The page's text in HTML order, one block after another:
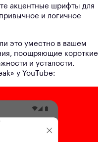
акцентные шрифты для
и логичное
это уместно в вашем
поощряющие короткие
и усталости.
у YouTube: